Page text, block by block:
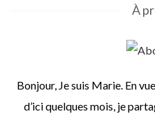
À
Bonjour, Je suis Marie. En
d’ici quelques mois, je